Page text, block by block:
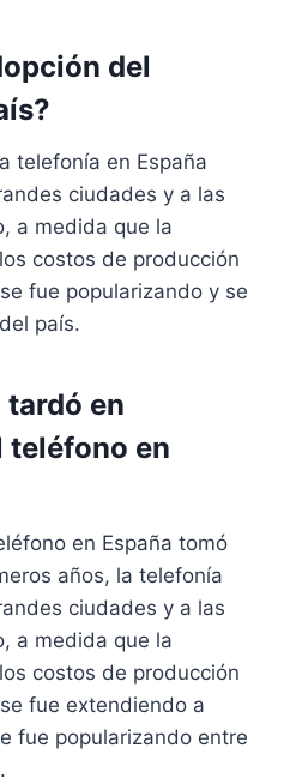
del
telefonía en España
ciudades y a las
a medida que la
costos de producción
fue popularizando y se
país.
en
teléfono en
en España tomó
años, la telefonía
ciudades y a las
a medida que la
costos de producción
fue extendiendo a
fue popularizando entre